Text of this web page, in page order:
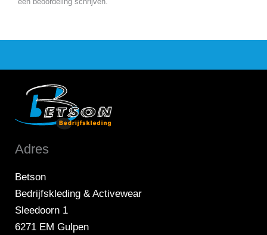
Adres
Betson
Bedrijfskleding & Activewear
Sleedoorn 1
6271 EM Gulpen